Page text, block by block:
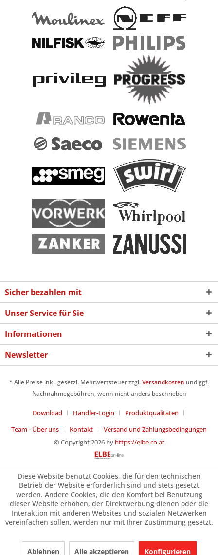
Sicher bezahlen mit
Unser Service für Sie
Informationen
Newsletter
* Alle Preise inkl. gesetzl. Mehrwertsteuer zzgl.Versandkosten und ggf.
Nachnahmegebühren, wenn nicht anders beschrieben
Download Händler-Login
Produktqualitäten
Team - Über uns
Kontakt
Versand und Zahlungsbedingungen
© Copyright 2026 by https://elbe.co.at
Diese Website benutzt Cookies, die für den technischen
Betrieb der Website erforderlich sind und stets gesetzt
werden. Andere Cookies, die den Komfort bei Benutzung
dieser Website erhöhen, der Direktwerbung dienen oder die
Interaktion mit anderen Websites und sozialen Netzwerken
vereinfachen sollen, werden nur mit Ihrer Zustimmung gesetzt.
Ablehnen Alle akzeptieren Konfigurieren